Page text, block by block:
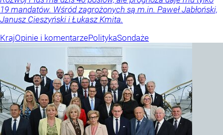
19 mandatów. Wśród zagrożonych są m.in. Paweł Jabłoński,
Janusz Cieszyński i Łukasz Kmita.
KrajOpinie i komentarzePolitykaSondaże